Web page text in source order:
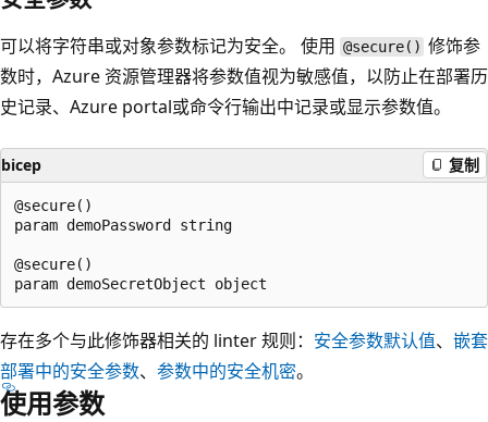
可以将字符串或对象参数标记为安全。 使用 @secure() 修饰参
数时，Azure 资源管理器将参数值视为敏感值，以防止在部署历
史记录、Azure portal或命令行输出中记录或显示参数值。
bicep 复制
@secure()
param demoPassword string
@secure()
存在多个与此修饰器相关的 linter 规则： 安全参数默认值、 嵌套
部署中的安全参数、 参数中的安全机密。
使用参数